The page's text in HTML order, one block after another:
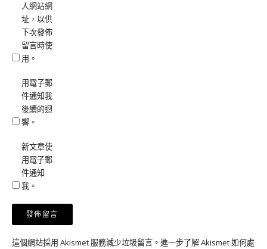
人網站網
址，以供
下次發佈
留言時使
用。
用電子郵
件通知我
後續的迴
響。
新文章使
用電子郵
件通知
我。
這個網站採用 Akismet 服務減少垃圾留言。 進一步了解 Akismet 如何處